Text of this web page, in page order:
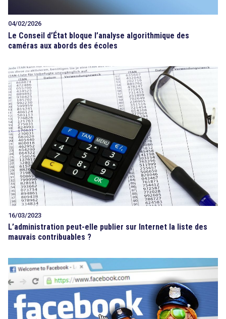
04/02/2026
Le Conseil d’État bloque l’analyse algorithmique des
caméras aux abords des écoles
16/03/2023
L’administration peut-elle publier sur Internet la liste des
mauvais contribuables ?